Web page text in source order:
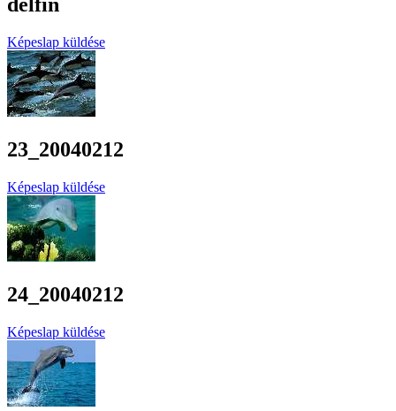
delfin
Képeslap küldése
23_20040212
Képeslap küldése
24_20040212
Képeslap küldése